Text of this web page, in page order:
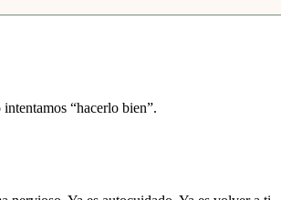
“hacerlo bien”.